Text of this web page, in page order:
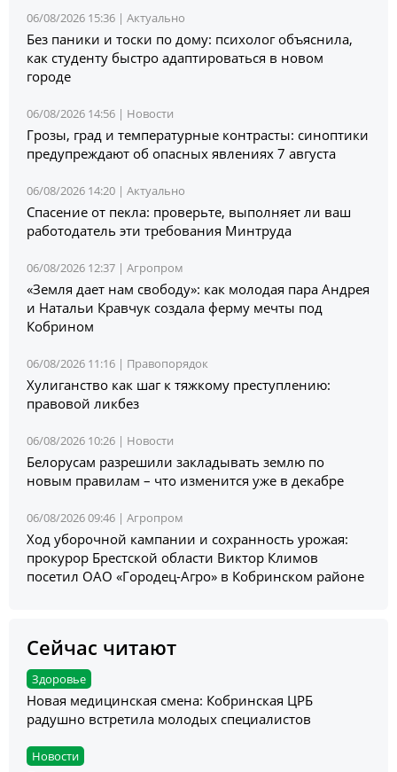
06/08/2026 15:36 | Актуально
Без паники и тоски по дому: психолог объяснила,
как студенту быстро адаптироваться в новом
городе
06/08/2026 14:56 | Новости
Грозы, град и температурные контрасты: синоптики
предупреждают об опасных явлениях 7 августа
06/08/2026 14:20 | Актуально
Спасение от пекла: проверьте, выполняет ли ваш
работодатель эти требования Минтруда
06/08/2026 12:37 | Агропром
«Земля дает нам свободу»: как молодая пара Андрея
и Натальи Кравчук создала ферму мечты под
Кобрином
06/08/2026 11:16 | Правопорядок
Хулиганство как шаг к тяжкому преступлению:
правовой ликбез
06/08/2026 10:26 | Новости
Белорусам разрешили закладывать землю по
новым правилам – что изменится уже в декабре
06/08/2026 09:46 | Агропром
Ход уборочной кампании и сохранность урожая:
прокурор Брестской области Виктор Климов
посетил ОАО «Городец-Агро» в Кобринском районе
Сейчас читают
Здоровье
Новая медицинская смена: Кобринская ЦРБ
радушно встретила молодых специалистов
Новости